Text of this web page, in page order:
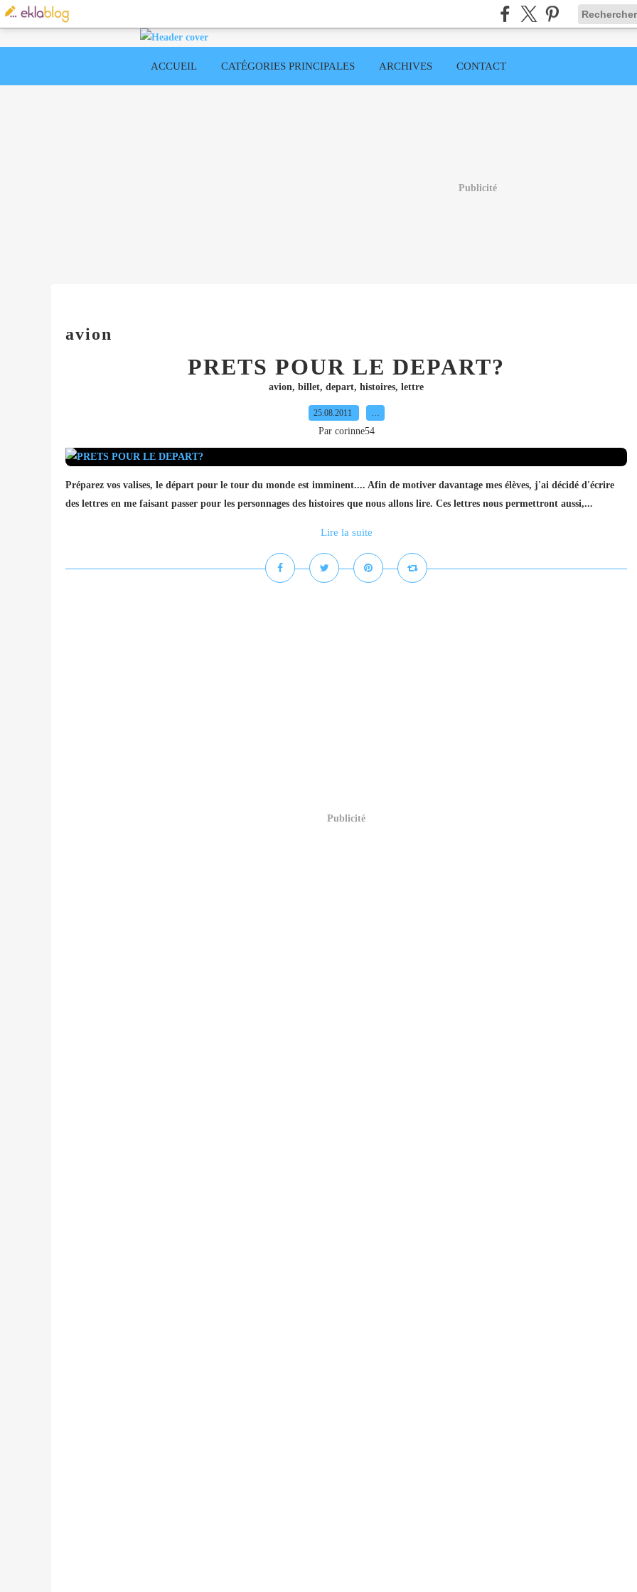
ACCUEIL CATÉGORIES PRINCIPALES ARCHIVES CONTACT
Publicité
avion
PRETS POUR LE DEPART?
avion, billet, depart, histoires, lettre
25.08.2011 …
Par corinne54
Préparez vos valises, le départ pour le tour du monde est imminent.... Afin de motiver davantage mes élèves, j'ai décidé d'écrire
des lettres en me faisant passer pour les personnages des histoires que nous allons lire. Ces lettres nous permettront aussi,...
Lire la suite
Publicité